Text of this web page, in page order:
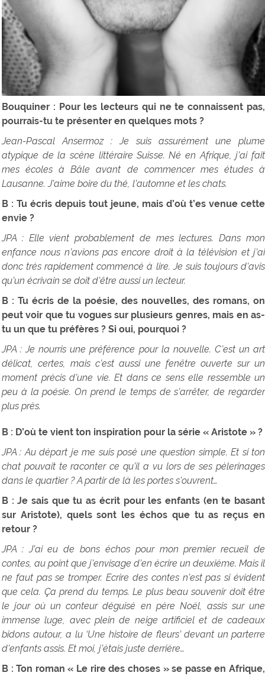
Bouquiner : Pour les lecteurs qui ne te connaissent pas,
pourrais-tu te présenter en quelques mots ?
Jean-Pascal Ansermoz : Je suis assurément une plume
atypique de la scène littéraire Suisse. Né en Afrique, j’ai fait
mes écoles à Bâle avant de commencer mes études à
Lausanne. J’aime boire du thé, l’automne et les chats.
B : Tu écris depuis tout jeune, mais d’où t’es venue cette
envie ?
JPA : Elle vient probablement de mes lectures. Dans mon
enfance nous n’avions pas encore droit à la télévision et j’ai
donc très rapidement commencé à lire. Je suis toujours d’avis
qu’un écrivain se doit d’être aussi un lecteur.
B : Tu écris de la poésie, des nouvelles, des romans, on
peut voir que tu vogues sur plusieurs genres, mais en as-
tu un que tu préfères ? Si oui, pourquoi ?
JPA : Je nourris une préférence pour la nouvelle. C’est un art
délicat, certes, mais c’est aussi une fenêtre ouverte sur un
moment précis d’une vie. Et dans ce sens elle ressemble un
peu à la poésie. On prend le temps de s’arrêter, de regarder
plus près.
B : D’où te vient ton inspiration pour la série « Aristote » ?
JPA : Au départ je me suis posé une question simple. Et si ton
chat pouvait te raconter ce qu’il a vu lors de ses pèlerinages
dans le quartier ? A partir de là les portes s’ouvrent…
B : Je sais que tu as écrit pour les enfants (en te basant
sur Aristote), quels sont les échos que tu as reçus en
retour ?
JPA : J’ai eu de bons échos pour mon premier recueil de
contes, au point que j’envisage d’en écrire un deuxième. Mais il
ne faut pas se tromper. Ecrire des contes n’est pas si évident
que cela. Ça prend du temps. Le plus beau souvenir doit être
le jour où un conteur déguisé en père Noël, assis sur une
immense luge, avec plein de neige artificiel et de cadeaux
bidons autour, a lu ‘Une histoire de fleurs’ devant un parterre
d’enfants assis. Et moi, j’étais juste derrière…
B : Ton roman « Le rire des choses » se passe en Afrique,